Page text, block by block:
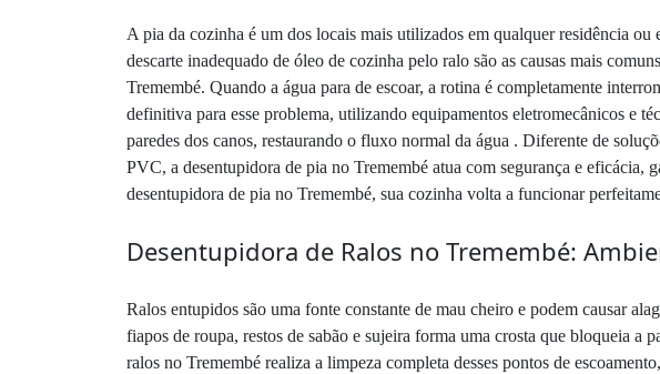
A pia da cozinha é um dos locais mais utilizados em qualquer residência
descarte inadequado de óleo de cozinha pelo ralo são as causas mais
Tremembé. Quando a água para de escoar, a rotina é completamente
definitiva para esse problema, utilizando equipamentos eletromecânicos e
paredes dos canos, restaurando o fluxo normal da água . Diferente de
PVC, a desentupidora de pia no Tremembé atua com segurança e
desentupidora de pia no Tremembé, sua cozinha volta a funcionar
Desentupidora de Ralos no Tremembé:
Ralos entupidos são uma fonte constante de mau cheiro e podem causar
fiapos de roupa, restos de sabão e sujeira forma uma crosta que bloqueia a
ralos no Tremembé realiza a limpeza completa desses pontos de